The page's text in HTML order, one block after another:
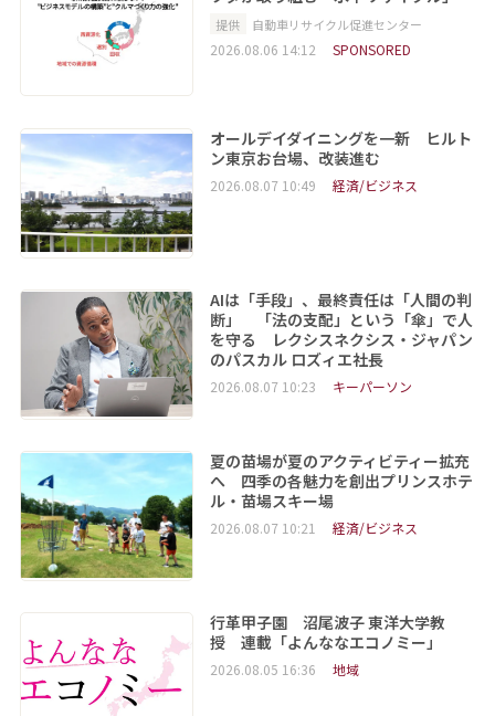
提供 自動車リサイクル促進センター
2026.08.06 14:12 SPONSORED
オールデイダイニングを一新 ヒルト
ン東京お台場、改装進む
2026.08.07 10:49 経済/ビジネス
AIは「手段」、最終責任は「人間の判
断」 「法の支配」という「傘」で人
を守る レクシスネクシス・ジャパン
のパスカル ロズィエ社長
2026.08.07 10:23 キーパーソン
夏の苗場が夏のアクティビティー拡充
へ 四季の各魅力を創出プリンスホテ
ル・苗場スキー場
2026.08.07 10:21 経済/ビジネス
行革甲子園 沼尾波子 東洋大学教
授 連載「よんななエコノミー」
2026.08.05 16:36 地域